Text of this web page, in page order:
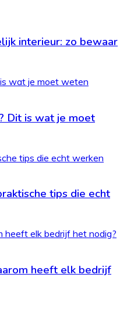
interieur: zo bewaar
wat je moet weten
Dit is wat je moet
tips die echt werken
tips die echt
heeft elk bedrijf het nodig?
heeft elk bedrijf